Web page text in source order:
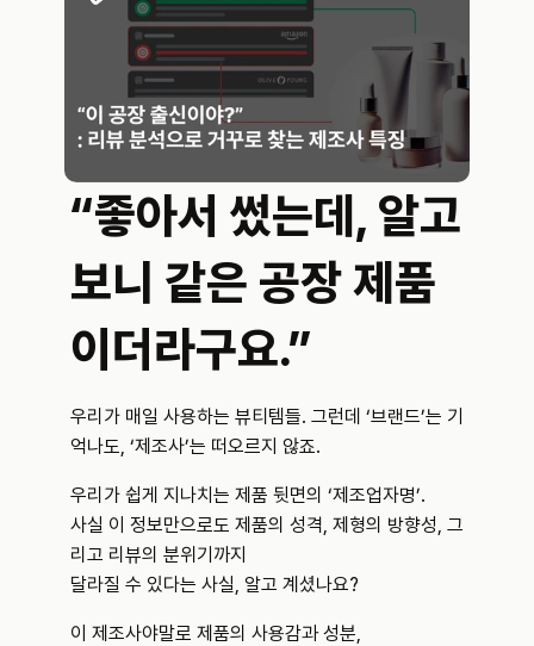
“좋아서 썼는데, 알고
보니 같은 공장 제품
이더라구요.”
우리가 매일 사용하는 뷰티템들. 그런데 ‘브랜드’는 기
억나도, ‘제조사’는 떠오르지 않죠.
우리가 쉽게 지나치는 제품 뒷면의 ‘제조업자명’.
사실 이 정보만으로도 제품의 성격, 제형의 방향성, 그
리고 리뷰의 분위기까지
달라질 수 있다는 사실, 알고 계셨나요?
이 제조사야말로 제품의 사용감과 성분,